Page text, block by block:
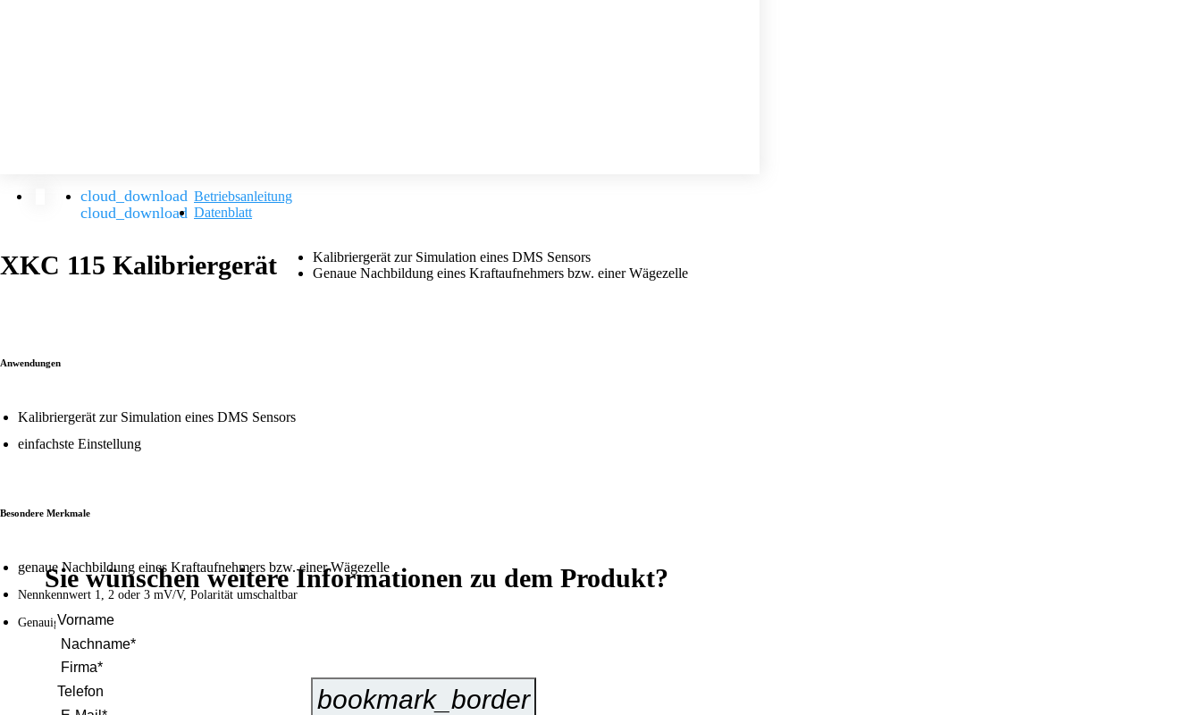
Betriebsanleitung
Datenblatt
XKC 115 Kalibriergerät
Kalibriergerät zur Simulation eines DMS Sensors
Genaue Nachbildung eines Kraftaufnehmers bzw. einer Wägezelle
Anwendungen
Kalibriergerät zur Simulation eines DMS Sensors
einfachste Einstellung
Besondere Merkmale
genaue Nachbildung eines Kraftaufnehmers bzw. einer Wägezelle
Nennkennwert 1, 2 oder 3 mV/V, Polarität umschaltbar
Genauigkeit 0,02 %
bookmark_border
Sie wünschen weitere Informationen zu dem Produkt?